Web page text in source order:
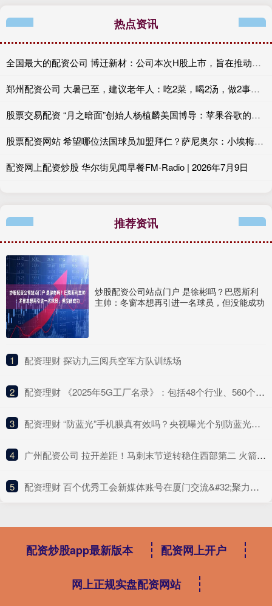
热点资讯
全国最大的配资公司 博迁新材：公司本次H股上市，旨在推动全球化战略的深入实施
郑州配资公司 大暑已至，建议老年人：吃2菜，喝2汤，做2事，健康过三伏
股票交易配资 “月之暗面”创始人杨植麟美国博导：苹果谷歌的邀约，都没让他放弃回国创业的初心
股票配资网站 希望哪位法国球员加盟拜仁？萨尼奥尔：小埃梅里符合拜仁风格
配资网上配资炒股 华尔街见闻早餐FM-Radio | 2026年7月9日
推荐资讯
炒股配资公司站点门户 是徐彬吗？巴恩斯利
主帅：冬窗本想再引进一名球员，但没能成功
1 ​配资理财 探访九三阅兵空军方队训练场
2 ​配资理财 《2025年5G工厂名录》：包括48个行业、560个项目
3 ​配资理财 “防蓝光”手机膜真有效吗？央视曝光个别防蓝光手机膜效果相当于保鲜膜
4 ​广州配资公司 拉开差距！马刺末节逆转稳住西部第二 火箭继续身陷西部乱局
5 ​配资理财 百个优秀工会新媒体账号在厦门交流&#32;聚力唱响“工”字号网络强音
配资炒股app最新版本 配资网上开户
网上正规实盘配资网站